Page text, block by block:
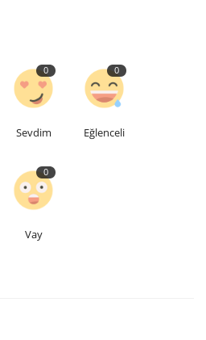
0
Sevdim
0
Eğlenceli
0
Vay